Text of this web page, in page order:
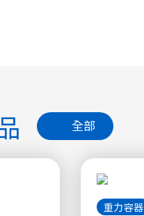
全部
重力容器